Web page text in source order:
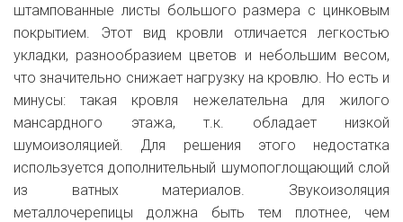
штампованные листы большого размера с цинковым
покрытием. Этот вид кровли отличается легкостью
укладки, разнообразием цветов и небольшим весом,
что значительно снижает нагрузку на кровлю. Но есть и
минусы: такая кровля нежелательна для жилого
мансардного этажа, т.к. обладает низкой
шумоизоляцией. Для решения этого недостатка
используется дополнительный шумопоглощающий слой
из ватных материалов. Звукоизоляция
металлочерепицы должна быть тем плотнее, чем